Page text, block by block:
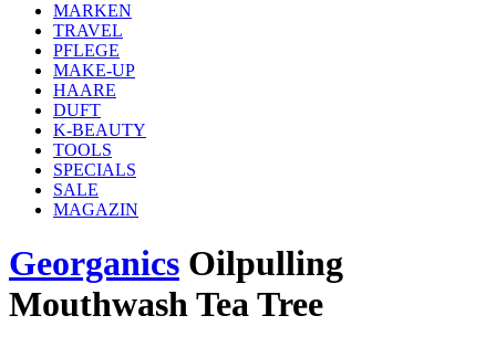
MARKEN
TRAVEL
PFLEGE
MAKE-UP
HAARE
DUFT
K-BEAUTY
TOOLS
SPECIALS
SALE
MAGAZIN
Georganics Oilpulling
Mouthwash Tea Tree